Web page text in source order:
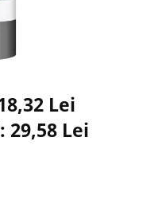
Lei
29,58 Lei